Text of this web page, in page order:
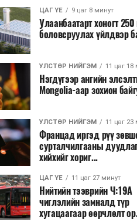
ЦАГ ҮЕ 9 цаг 8 минут
Улаанбаатарт хоногт
боловсруулах үйлдвэр
УЛСТӨР НИЙГЭМ 11 цаг 18
Нэгдүгээр ангийн
Mongolia-аар зохион
УЛСТӨР НИЙГЭМ 11 цаг 23
Францад иргэд рүү
сурталчилгааны
хийхийг хориг...
ЦАГ ҮЕ 11 цаг 27 минут
Нийтийн тээврийн Ч:19А
чиглэлийн замналд түр
хугацаагаар өөрчлөлт